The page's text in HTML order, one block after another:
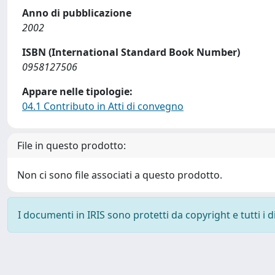
Anno di pubblicazione
2002
ISBN (International Standard Book Number)
0958127506
Appare nelle tipologie:
04.1 Contributo in Atti di convegno
File in questo prodotto:
Non ci sono file associati a questo prodotto.
I documenti in IRIS sono protetti da copyright e tutti i